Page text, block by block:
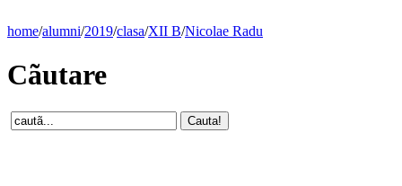
home/alumni/2019/clasa/XII B/Nicolae Radu
Cãutare